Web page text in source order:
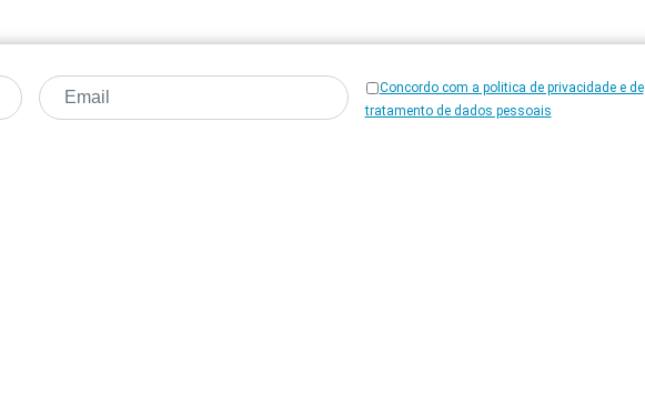
Concordo com a politica de privacidade e de
tratamento de dados pessoais